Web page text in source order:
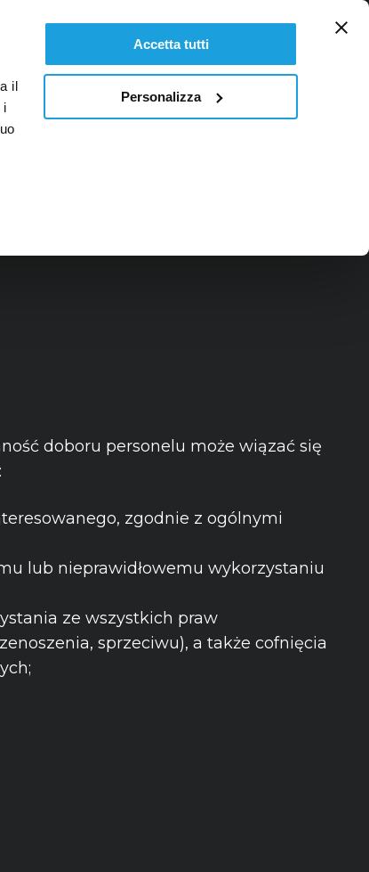
il
i
Accetta tutti
Personalizza
doboru personelu może wiązać się
zgodnie z ogólnymi
lub nieprawidłowemu wykorzystaniu
ze wszystkich praw
sprzeciwu), a także cofnięcia